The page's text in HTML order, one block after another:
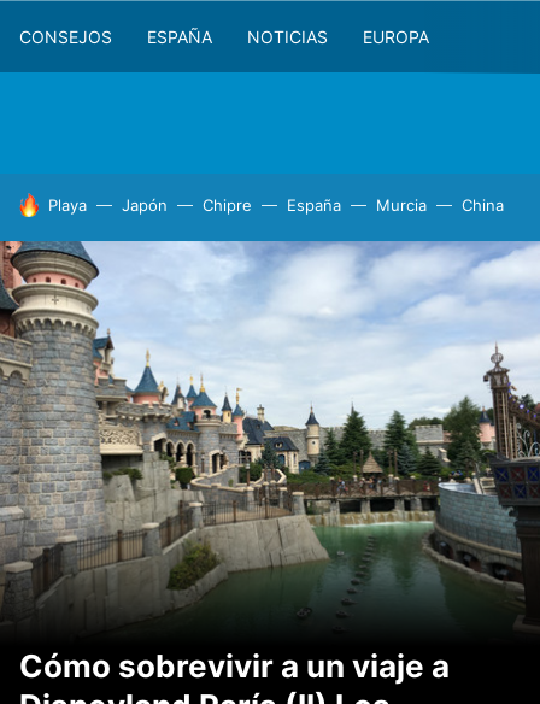
CONSEJOS ESPAÑA NOTICIAS EUROPA
HOY SE HABLA DE
Playa Japón Chipre España Murcia China
Cómo sobrevivir a un viaje a